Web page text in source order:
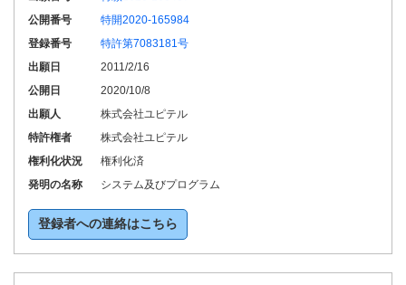
公開番号
特開2020-165984
登録番号
特許第7083181号
出願日
2011/2/16
公開日
2020/10/8
出願人
株式会社ユピテル
特許権者
株式会社ユピテル
権利化状況
権利化済
発明の名称
システム及びプログラム
登録者への連絡はこちら